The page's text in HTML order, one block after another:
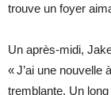
trouve un foyer
Un après-midi,
« J’ai une nouvelle
tremblante. Un long